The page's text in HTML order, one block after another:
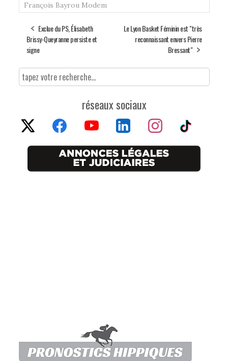
François Bayrou Modem
Exclue du PS, Élisabeth
Brissy-Queyranne persiste et
signe
Le Lyon Basket Féminin est "très
reconnaissant envers Pierre
Bressant"
réseaux sociaux